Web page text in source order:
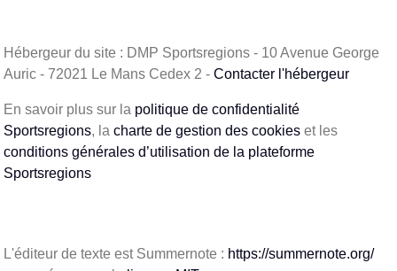
Hébergeur du site : DMP Sportsregions - 10 Avenue George
Auric - 72021 Le Mans Cedex 2 - Contacter l'hébergeur
En savoir plus sur la politique de confidentialité
Sportsregions, la charte de gestion des cookies et les
conditions générales d’utilisation de la plateforme
Sportsregions
L'éditeur de texte est Summernote : https://summernote.org/